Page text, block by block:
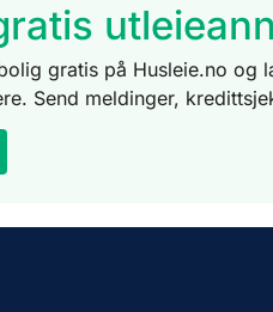
gratis på Husleie.no
Send meldinger,